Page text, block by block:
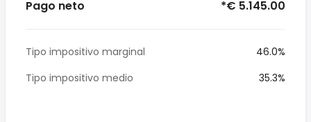
Pago neto *€ 5.145.00
Tipo impositivo marginal
46.0%
Tipo impositivo medio
35.3%